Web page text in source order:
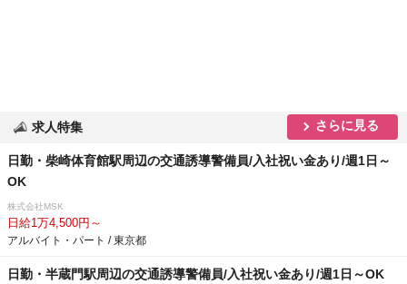
求人特集 さらに見る
日勤・柴崎体育館駅周辺の交通誘導警備員/入社祝い金あり/週1日～
OK
株式会社MSK
日給1万4,500円～
アルバイト・パート / 東京都
日勤・半蔵門駅周辺の交通誘導警備員/入社祝い金あり/週1日～OK